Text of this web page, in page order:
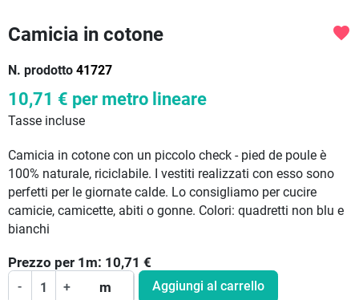
Camicia in cotone
N. prodotto 41727
favorite
10,71 € per metro lineare
Tasse incluse
Camicia in cotone con un piccolo check - pied de poule è
100% naturale, riciclabile. I vestiti realizzati con esso sono
perfetti per le giornate calde. Lo consigliamo per cucire
camicie, camicette, abiti o gonne. Colori: quadretti non blu e
bianchi
Prezzo per 1 m: 10,71 €
- + m Aggiungi al carrello